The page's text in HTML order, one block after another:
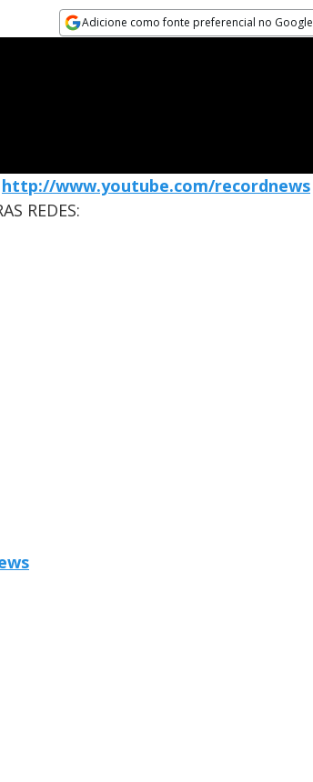
Adicione como fonte preferencial no Google
http://www.youtube.com/recordnews
REDES: